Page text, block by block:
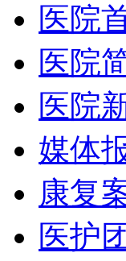
医院
医院
医院
媒体
康复
医护